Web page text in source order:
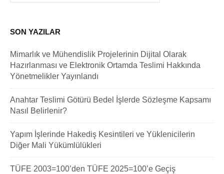
SON YAZILAR
Mimarlık ve Mühendislik Projelerinin Dijital Olarak
Hazırlanması ve Elektronik Ortamda Teslimi Hakkında
Yönetmelikler Yayınlandı
Anahtar Teslimi Götürü Bedel İşlerde Sözleşme Kapsamı
Nasıl Belirlenir?
Yapım İşlerinde Hakediş Kesintileri ve Yüklenicilerin
Diğer Mali Yükümlülükleri
TÜFE 2003=100’den TÜFE 2025=100’e Geçiş